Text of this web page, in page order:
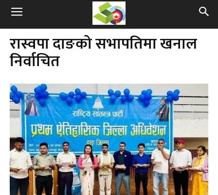
​रास्वपा दाङको सभापतिमा खनाल
निर्वाचित